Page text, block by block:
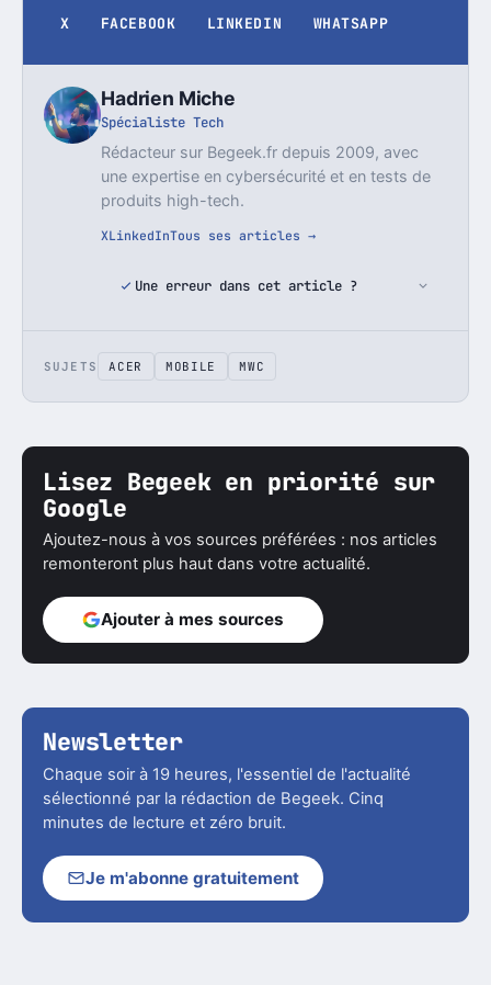
X FACEBOOK LINKEDIN WHATSAPP
Hadrien Miche
Spécialiste Tech
Rédacteur sur Begeek.fr depuis 2009, avec
une expertise en cybersécurité et en tests de
produits high-tech.
XLinkedInTous ses articles →
Une erreur dans cet article ?
SUJETS ACER MOBILE MWC
Lisez Begeek en priorité sur
Google
Ajoutez-nous à vos sources préférées : nos articles
remonteront plus haut dans votre actualité.
Ajouter à mes sources
Newsletter
Chaque soir à 19 heures, l'essentiel de l'actualité
sélectionné par la rédaction de Begeek. Cinq
minutes de lecture et zéro bruit.
Je m'abonne gratuitement